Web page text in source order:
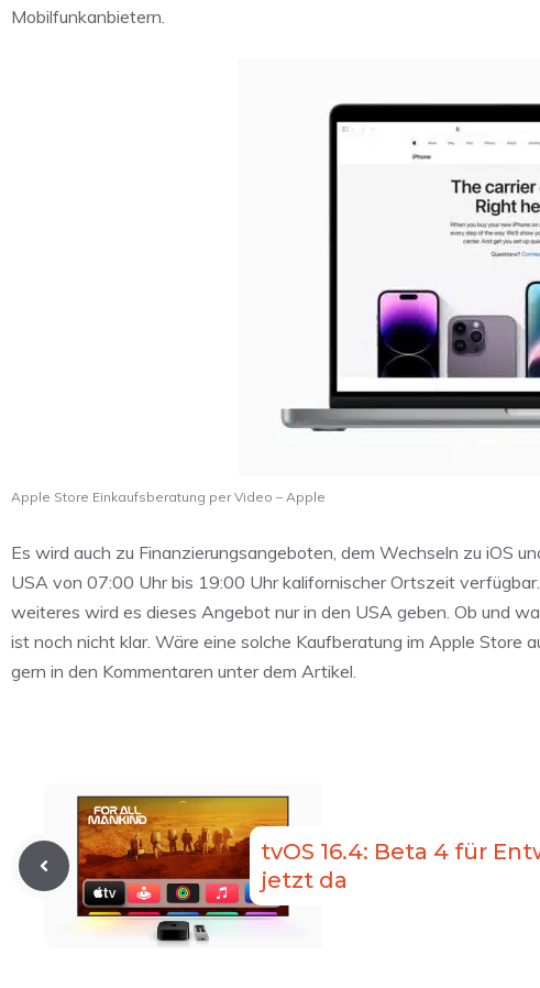
Mobilfunkanbietern.
Apple Store Einkaufsberatung per Video – Apple
Es wird auch zu Finanzierungsangeboten, dem Wechseln zu iOS
USA von 07:00 Uhr bis 19:00 Uhr kalifornischer Ortszeit
weiteres wird es dieses Angebot nur in den USA geben. Ob und
ist noch nicht klar. Wäre eine solche Kaufberatung im Apple Store
gern in den Kommentaren unter dem Artikel.
tvOS 16.4: Beta 4 für
jetzt da